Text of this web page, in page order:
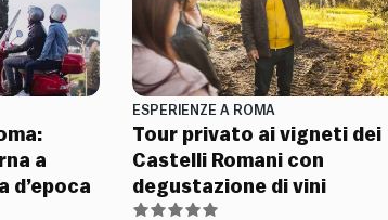
a
d’epoca
ESPERIENZE A ROMA
Tour privato ai vigneti dei
Castelli Romani con
degustazione di vini